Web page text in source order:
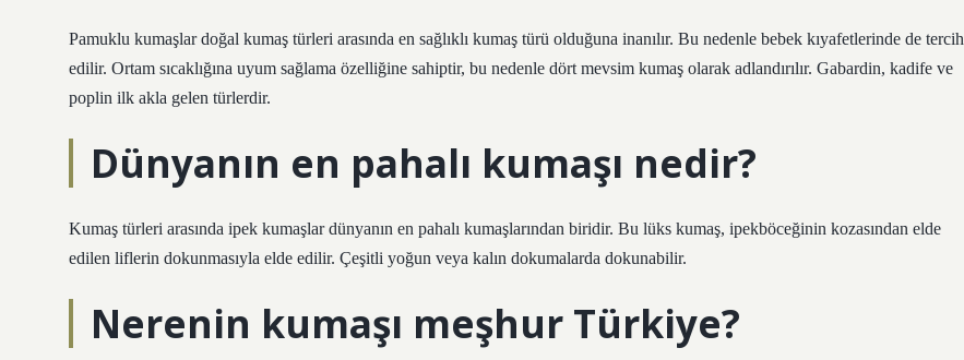
Pamuklu kumaşlar doğal kumaş türleri arasında en sağlıklı kumaş türü olduğuna inanılır. Bu nedenle bebek kıyafetlerinde de tercih
edilir. Ortam sıcaklığına uyum sağlama özelliğine sahiptir, bu nedenle dört mevsim kumaş olarak adlandırılır. Gabardin, kadife ve
poplin ilk akla gelen türlerdir.
Dünyanın en pahalı kumaşı nedir?
Kumaş türleri arasında ipek kumaşlar dünyanın en pahalı kumaşlarından biridir. Bu lüks kumaş, ipekböceğinin kozasından elde
edilen liflerin dokunmasıyla elde edilir. Çeşitli yoğun veya kalın dokumalarda dokunabilir.
Nerenin kumaşı meşhur Türkiye?